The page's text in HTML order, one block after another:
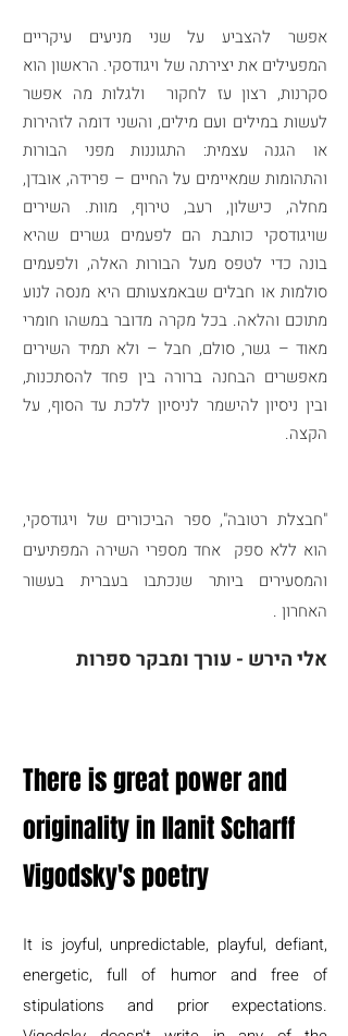
אפשר להצביע על שני מניעים עיקריים
המפעילים את יצירתה של ויגודסקי. הראשון הוא
סקרנות, רצון עז לחקור ולגלות מה אפשר
לעשות במילים ועם מילים, והשני דומה לזהירות
או הגנה עצמית: התגוננות מפני הבורות
והתהומות שמאיימים על החיים – פרידה, אובדן,
מחלה, כישלון, רעב, טירוף, מוות. השירים
שויגודסקי כותבת הם לפעמים גשרים שהיא
בונה כדי לטפס מעל הבורות האלה, ולפעמים
סולמות או חבלים שבאמצעותם היא מנסה לנוע
מתוכם והלאה. בכל מקרה מדובר במשהו חומרי
מאוד – גשר, סולם, חבל – ולא תמיד השירים
מאפשרים הבחנה ברורה בין פחד להסתכנות,
ובין ניסיון להישמר לניסיון ללכת עד הסוף, על
הקצה.
"חבצלת רטובה", ספר הביכורים של ויגודסקי,
הוא ללא ספק אחד מספרי השירה המפתיעים
והמסעירים ביותר שנכתבו בעברית בעשור
האחרון .
אלי הירש - עורך ומבקר ספרות
There is great power and
originality in Ilanit Scharff
Vigodsky's poetry
It is joyful, unpredictable, playful, defiant,
energetic, full of humor and free of
stipulations and prior expectations.